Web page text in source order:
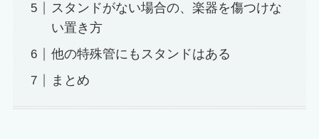
スタンドがない場合の、楽器を傷つけな
い置き方
他の特殊管にもスタンドはある
まとめ